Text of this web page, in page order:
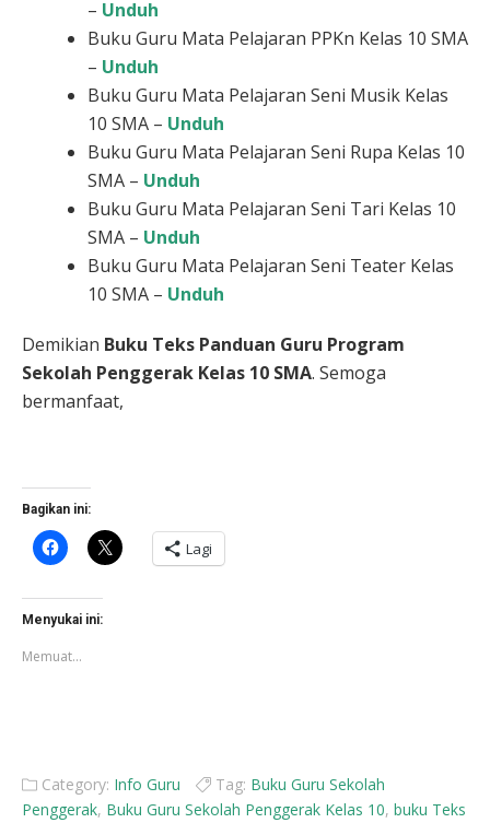
– Unduh
Buku Guru Mata Pelajaran PPKn Kelas 10 SMA
– Unduh
Buku Guru Mata Pelajaran Seni Musik Kelas
10 SMA – Unduh
Buku Guru Mata Pelajaran Seni Rupa Kelas 10
SMA – Unduh
Buku Guru Mata Pelajaran Seni Tari Kelas 10
SMA – Unduh
Buku Guru Mata Pelajaran Seni Teater Kelas
10 SMA – Unduh
Demikian Buku Teks Panduan Guru Program
Sekolah Penggerak Kelas 10 SMA. Semoga
bermanfaat,
Bagikan ini:
Klik
untuk
Facebook(Membuka
di
jendela
baru)
Klik
untuk
berbagi
Lagi
Menyukai ini:
Memuat...
Category: Info Guru Tag: Buku Guru Sekolah
Penggerak, Buku Guru Sekolah Penggerak Kelas 10, buku Teks